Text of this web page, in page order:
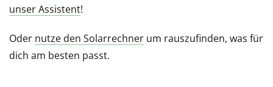
unser Assistent!
Oder nutze den Solarrechner um rauszufinden, was für
dich am besten passt.